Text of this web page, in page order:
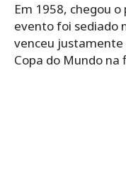
Em 1958, chegou
evento foi sediado
venceu justamente
Copa do Mundo na